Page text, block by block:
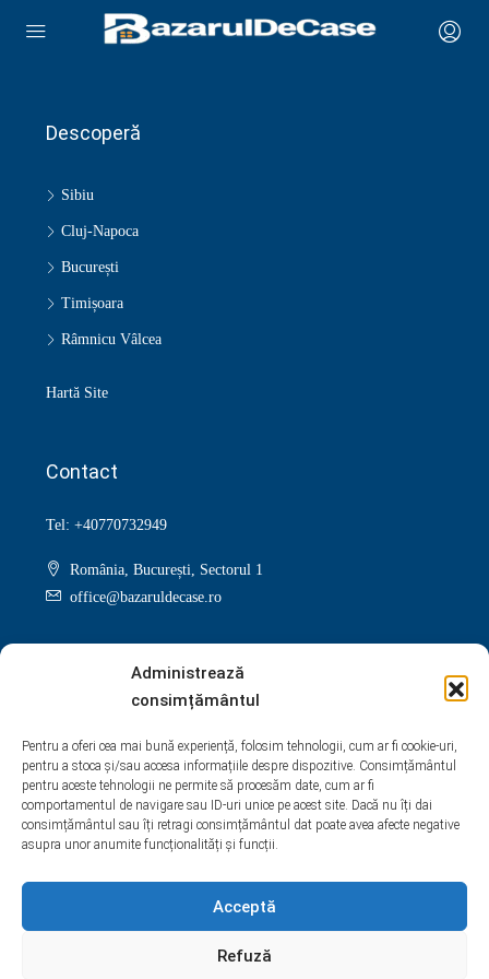
Administrează
consimțământul
Pentru a oferi cea mai bună experiență, folosim tehnologii, cum ar fi cookie-uri,
pentru a stoca și/sau accesa informațiile despre dispozitive. Consimțământul
pentru aceste tehnologii ne permite să procesăm date, cum ar fi
comportamentul de navigare sau ID-uri unice pe acest site. Dacă nu îți dai
consimțământul sau îți retragi consimțământul dat poate avea afecte negative
asupra unor anumite funcționalități și funcții.
Acceptă
Refuză
Descoperă
Sibiu
Cluj-Napoca
București
Timișoara
Râmnicu Vâlcea
Hartă Site
Contact
Tel: +40770732949
România, București, Sectorul 1
office@bazaruldecase.ro
Facebook Instagram Linkedin
Google + Youtube Pinterest Yelp
WhatsApp